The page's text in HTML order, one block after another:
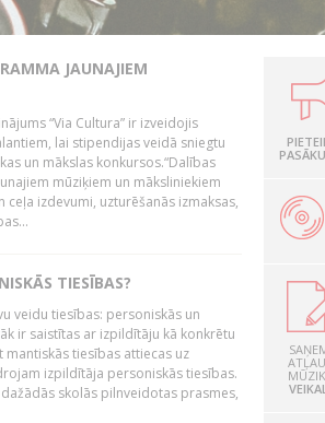
JAUNAJIEM
“Via Cultura” ir izveidojis
lai stipendijas veidā sniegtu
un mākslas konkursos.“Dalības
mūziķiem un māksliniekiem
izdevumi, uzturēšanās izmaksas,
TIESĪBAS?
veidu tiesības: personiskās un
ir saistītas ar izpildītāju kā konkrētu
tiesības attiecas uz
izpildītāja personiskās tiesības.
skolās pilnveidotas prasmes,